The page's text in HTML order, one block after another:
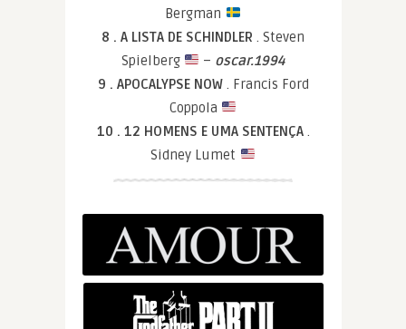
Bergman
8 . A LISTA DE SCHINDLER . Steven
Spielberg
– oscar.1994
9 . APOCALYPSE NOW . Francis Ford
Coppola
10 . 12 HOMENS E UMA SENTENÇA .
Sidney Lumet